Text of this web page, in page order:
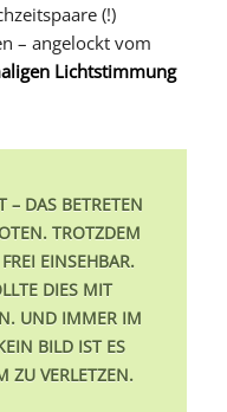
(!)
– angelockt vom
Lichtstimmung
– DAS BETRETEN
TROTZDEM
EINSEHBAR. W
DIES MIT R
UND IMMER IM H
BILD IST ES W
VERLETZEN.